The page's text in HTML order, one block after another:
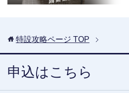
特設攻略ページ TOP
申込はこちら